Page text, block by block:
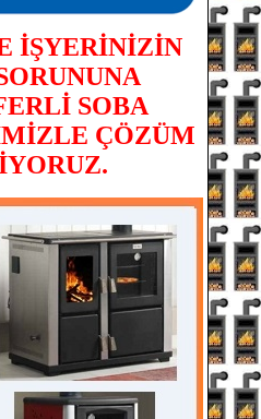
İŞYERİNİZİN
SOBA
ÇÖZÜM